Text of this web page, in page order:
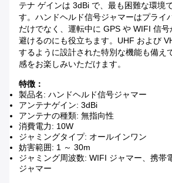
テナ ゲインは 3dBi で、最も困難な環境
す。ハンドヘルド信号ジャマーはプライ
だけでなく、運転中に GPS や WIFI 信
避けるのにも役立ちます。UHF および
するように設計された特別な機能も備え
感をお楽しみいただけます。
特徴：
製品名: ハンドヘルド信号ジャマー
アンテナゲイン: 3dBi
アンテナの種類: 無指向性
消費電力: 10W
ジャミングタイプ: オールインワン
妨害範囲: 1 ～ 30m
ジャミング周波数: WIFI ジャマー、携帯
ジャマー